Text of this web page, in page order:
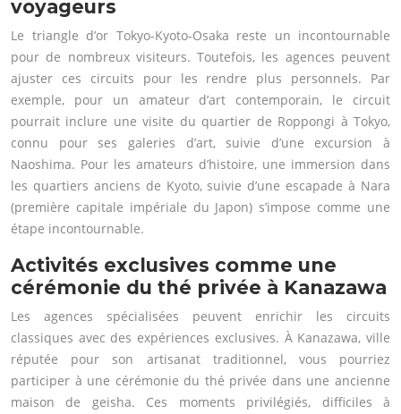
voyageurs
Le triangle d’or Tokyo-Kyoto-Osaka reste un incontournable
pour de nombreux visiteurs. Toutefois, les agences peuvent
ajuster ces circuits pour les rendre plus personnels. Par
exemple, pour un amateur d’art contemporain, le circuit
pourrait inclure une visite du quartier de Roppongi à Tokyo,
connu pour ses galeries d’art, suivie d’une excursion à
Naoshima. Pour les amateurs d’histoire, une immersion dans
les quartiers anciens de Kyoto, suivie d’une escapade à Nara
(première capitale impériale du Japon) s’impose comme une
étape incontournable.
Activités exclusives comme une
cérémonie du thé privée à Kanazawa
Les agences spécialisées peuvent enrichir les circuits
classiques avec des expériences exclusives. À Kanazawa, ville
réputée pour son artisanat traditionnel, vous pourriez
participer à une cérémonie du thé privée dans une ancienne
maison de geisha. Ces moments privilégiés, difficiles à